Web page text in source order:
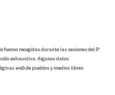
fueron recogidas durante las sesiones del 5°
exhaustiva. Algunos datos
webde pueblos y medios libres